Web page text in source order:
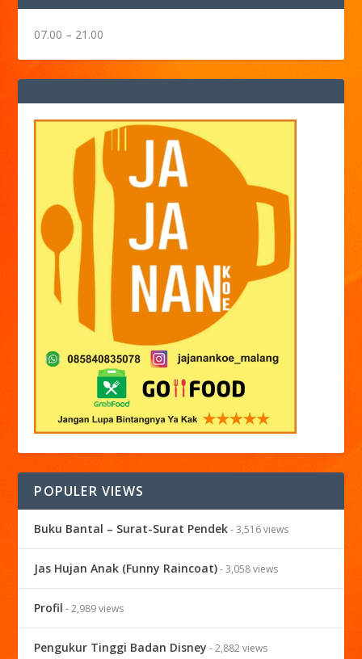
07.00 – 21.00
POPULER VIEWS
Buku Bantal – Surat-Surat Pendek- 3,516 views
Jas Hujan Anak (Funny Raincoat)- 3,058 views
Profil - 2,989 views
Pengukur Tinggi Badan Disney - 2,882 views